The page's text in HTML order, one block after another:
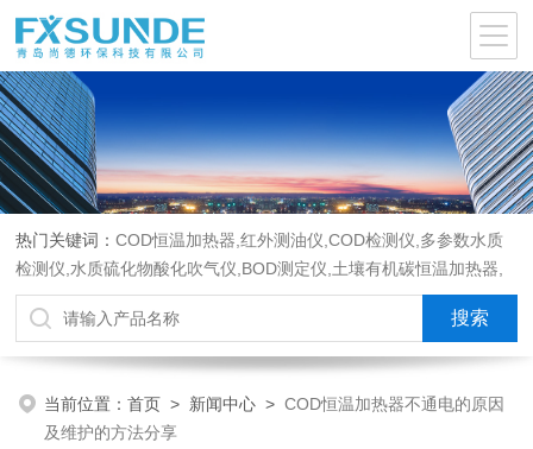
热门关键词：COD恒温加热器,红外测油仪,COD检测仪,多参数水质
检测仪,水质硫化物酸化吹气仪,BOD测定仪,土壤有机碳恒温加热器,
液液萃取器,COD消解回流仪,水质采样器
当前位置：首页 > 新闻中心 >COD恒温加热器不通电的原因
及维护的方法分享